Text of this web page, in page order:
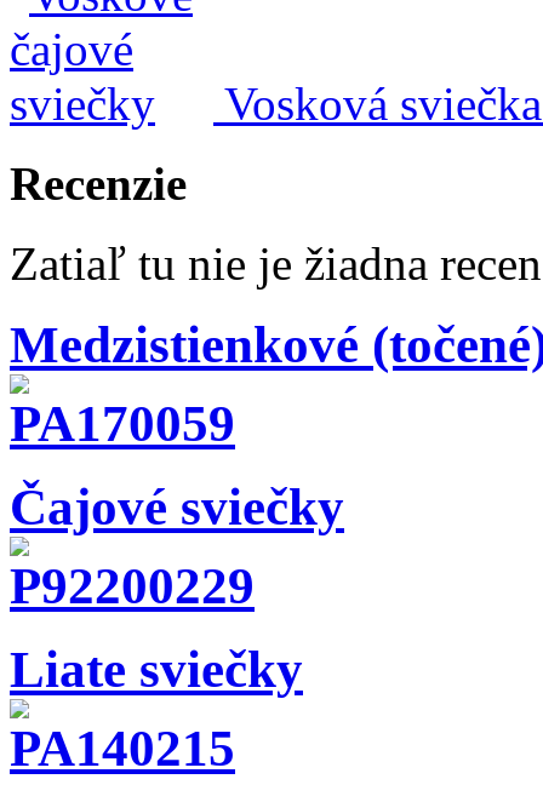
Vosková
Recenzie
Zatiaľ tu nie je žiadna
Medzistienkové
Čajové sviečky
Liate sviečky